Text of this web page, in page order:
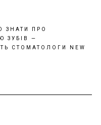
ЗНАТИ ПРО
ЗУБІВ —
СТОМАТОЛОГИ NEW